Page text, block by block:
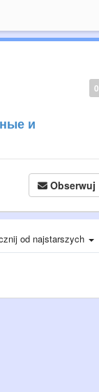
0
и
Obserwuj
od najstarszych